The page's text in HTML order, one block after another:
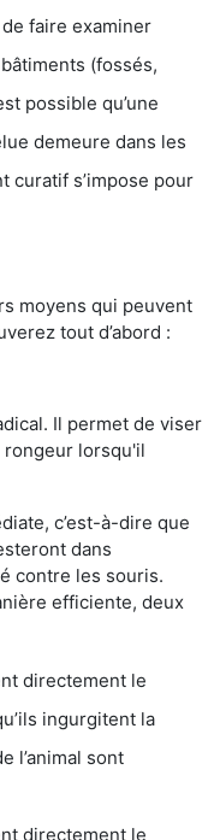
faire examiner
(fossés,
possible qu’une
demeure dans les
curatif s’impose pour
moyens qui peuvent
tout d’abord :
Il permet de viser
rongeur lorsqu'il
c’est-à-dire que
dans
contre les souris.
efficiente, deux
directement le
ingurgitent la
l’animal sont
directement le